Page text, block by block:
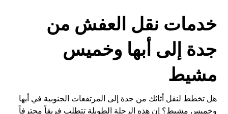
خدمات نقل العفش من
جدة إلى أبها وخميس
مشيط
هل تخطط لنقل أثاثك من جدة إلى المرتفعات الجنوبية في أبها
وخميس مشيط؟ إن هذه الرحلة الطويلة تتطلب فريقاً محترفاً